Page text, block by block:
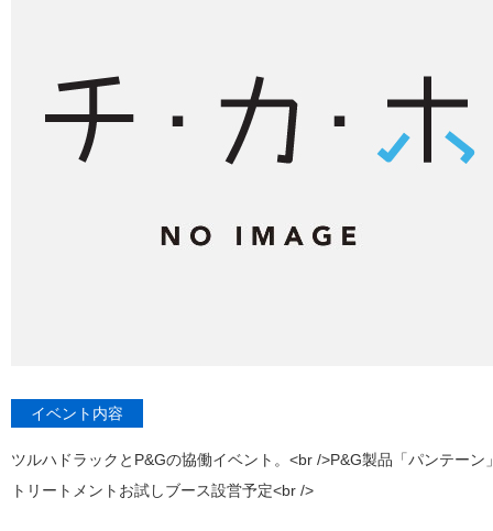
イベント内容
ツルハドラックとP&Gの協働イベント。<br />P&G製品「パンテー
トリートメントお試しブース設営予定<br />